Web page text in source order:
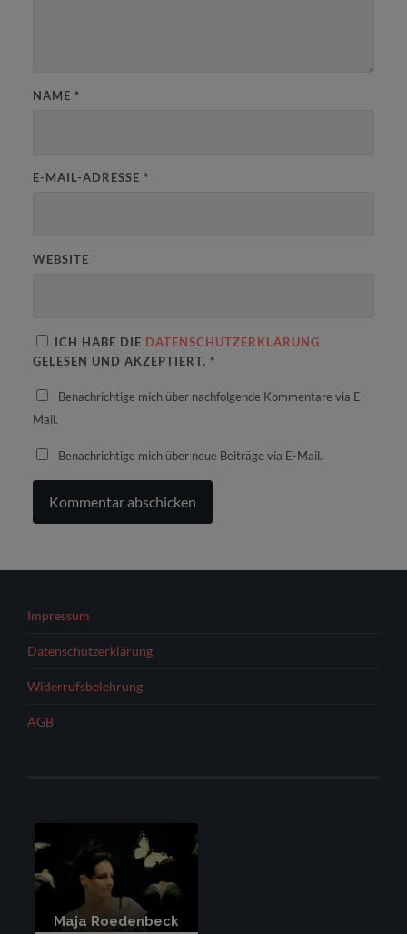
NAME *
E-MAIL-ADRESSE *
WEBSITE
ICH HABE DIE DATENSCHUTZERKLÄRUNG
GELESEN UND AKZEPTIERT. *
Benachrichtige mich über nachfolgende Kommentare via E-
Mail.
Benachrichtige mich über neue Beiträge via E-Mail.
Impressum
Datenschutzerklärung
Widerrufsbelehrung
AGB